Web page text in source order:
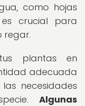
como hojas
crucial para
regar.
plantas en
adecuada
necesidades
Algunas